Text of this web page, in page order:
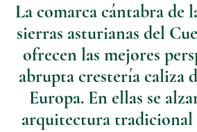
La comarca cántabra de
sierras asturianas del
ofrecen las mejores
abrupta crestería caliza
Europa. En ellas se
arquitectura tradicional